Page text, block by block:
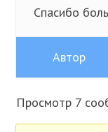
Спасибо
Автор
Просмотр 7